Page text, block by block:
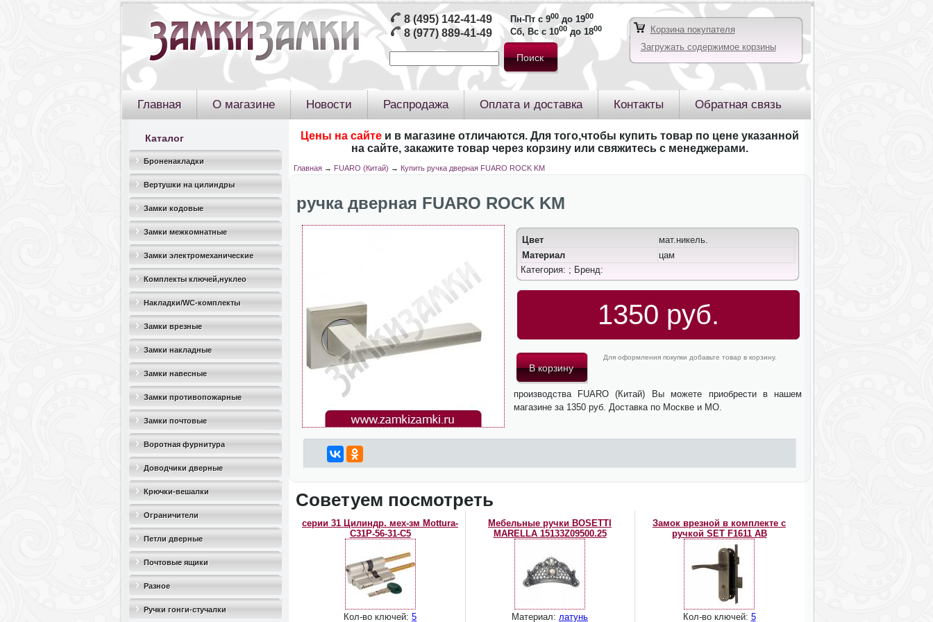
8 (495) 142-41-49
8 (977) 889-41-49
Пн-Пт с 900до 1900
Сб, Вс с 1000до 1800
Корзина покупателя
Загружать содержимое корзины
Главная О магазине Новости Распродажа Оплата и доставка Контакты Обратная связь
Каталог
Броненакладки
Вертушки на цилиндры
Замки кодовые
Замки межкомнатные
Замки электромеханические
Комплекты ключей,нуклео
Накладки/WC-комплекты
Замки врезные
Замки накладные
Замки навесные
Замки противопожарные
Замки почтовые
Воротная фурнитура
Доводчики дверные
Крючки-вешалки
Ограничители
дверные(стопоры)
Петли дверные
Почтовые ящики
Разное
Ручки гонги-стучалки
Цены на сайте и в магазине отличаются. Для того,чтобы купить товар по цене указанной
на сайте, закажите товар через корзину или свяжитесь с менеджерами.
Главная → FUARO (Китай) → Купить ручка дверная FUARO ROCK KM
ручка дверная FUARO ROCK KM
Цвет
мат.никель.
Материал
цам
Категория: ; Бренд:
1350 руб.
Для оформления покупки добавьте товар в корзину.
производства FUARO (Китай) Вы можете приобрести в нашем
магазине за 1350 руб. Доставка по Москве и МО.
Советуем посмотреть
серии 31 Цилиндр. мех-зм Mottura-
C31P-56-31-C5
Кол-во ключей: 5
Мебельные ручки BOSETTI
MARELLA 15133Z09500.25
Материал: латунь
Замок врезной в комплекте с
ручкой SET F1611 AB
Кол-во ключей: 5